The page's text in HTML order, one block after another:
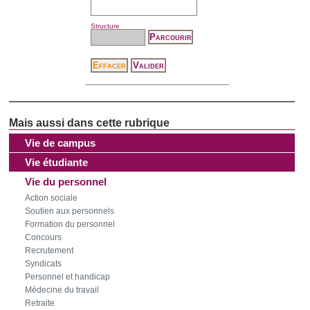
Vie de campus
Vie étudiante
Vie du personnel
Action sociale
Soutien aux personnels
Formation du personnel
Concours
Recrutement
Syndicats
Personnel et handicap
Médecine du travail
Retraite
Structure